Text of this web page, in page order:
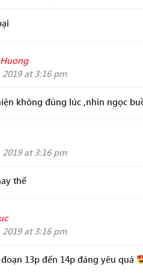
at 3:16 pm
không đúng lúc ,nhìn ngọc
at 3:16 pm
thế
at 3:16 pm
13p đến 14p đáng yêu quá